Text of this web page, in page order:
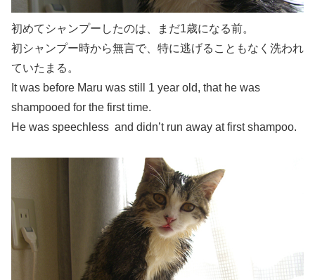
初めてシャンプーしたのは、まだ1歳になる前。
初シャンプー時から無言で、特に逃げることもなく洗われ
ていたまる。
It was before Maru was still 1 year old, that he was
shampooed for the first time.
He was speechless and didn’t run away at first shampoo.